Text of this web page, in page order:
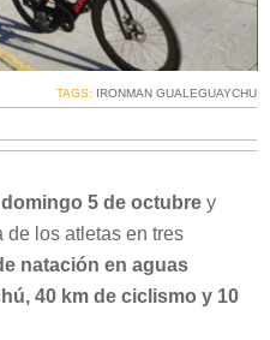
TAGS: IRONMAN GUALEGUAYCHU
domingo 5 de octubrey
de los atletas en tres
natación en aguas
40 km de ciclismo y 10